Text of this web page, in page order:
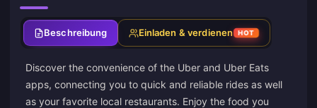
Beschreibung Einladen & verdienen HOT
Discover the convenience of the Uber and Uber Eats
apps, connecting you to quick and reliable rides as well
as your favorite local restaurants. Enjoy the food you